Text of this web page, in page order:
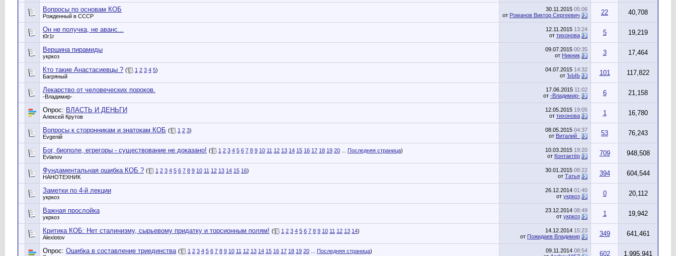
Вопросы по основам КОБ
Рожденный в СССР
30.11.2015 05:06
от Романов Виктор Сергеевич 22 40,708
Он не получка, не аванс...
t0r1r
12.11.2015 13:24
от тихонова 5 19,219
Вершина пирамиды
укркоз
09.07.2015 00:35
от Никник 3 17,464
Кто такие Анастасиевцы ? ( 1 2 3 4 5)
Багряный
04.07.2015 14:32
от ЪЫЬ 101 117,822
Лекарство от человеческих пороков.
-Владимир-
17.06.2015 11:02
от -Владимир- 6 21,158
Опрос: ВЛАСТЬ И ДЕНЬГИ
Алексей Крутов
12.05.2015 19:05
от тихонова 1 16,780
Вопросы к сторонникам и знатокам КОБ ( 1 2 3)
Evgeniй
08.05.2015 04:37
от Виталий_ 53 76,243
Бог, биополе, егрегоры - существование не доказано! ( 1 2 3 4 5 6 7 8 9 10 11 12 13 14 15 16 17 18 19 20 Последняя страница)
Evlanov
10.03.2015 19:20
от Контактёр 709 948,508
Фундаментальная ошибка КОБ ? ( 1 2 3 4 5 6 7 8 9 10 11 12 13 14 15 16)
НАНОТЕХНИК
30.01.2015 08:22
от Татья 394 604,544
Заметки по 4-й лекции
укркоз
26.12.2014 01:40
от укркоз 0 20,112
Важная прослойка
укркоз
23.12.2014 08:49
от укркоз 1 19,942
Критика КОБ: Нет сталинизму, сырьевому придатку и торсионным полям! ( 1 2 3 4 5 6 7 8 9 10 11 12 13 14)
Alexlotov
14.12.2014 15:23
от Пожидаев Владимир 349 641,461
Опрос: Ошибка в составление триединства ( 1 2 3 4 5 6 7 8 9 10 11 12 13 14 15 16 17 18 19 20 Последняя страница)
09.11.2014 08:54
602 1,995,941